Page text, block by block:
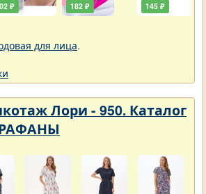
₽ 182 ₽ 145 ₽
для лица.
Лори - 950. Каталог